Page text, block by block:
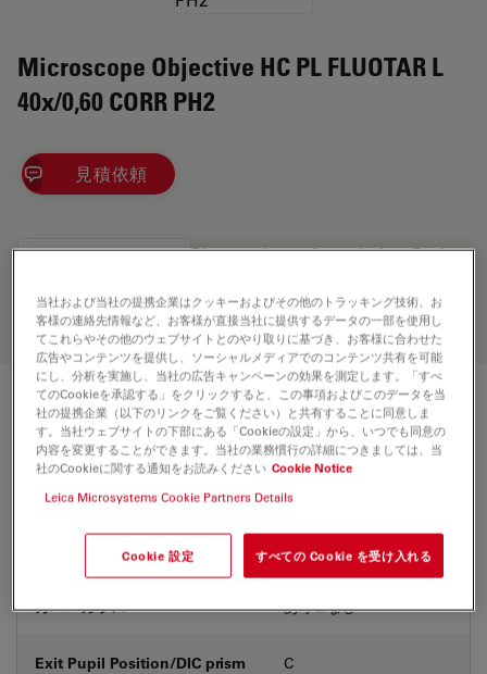
Microscope Objective HC PL FLUOTAR L
40x/0,60 CORR PH2
見積依頼
Discover the perfect solution. Explore
alternatives, and find the best fit for
your needs.
技術仕様
製品番号 11506203
補正環 (CORR) CORR
カバーガラス あり&なし
Exit Pupil Position/DIC prism C
当社および当社の提携企業はクッキーおよびその他のトラッキング技術、お
客様の連絡先情報など、お客様が直接当社に提供するデータの一部を使用し
てこれらやその他のウェブサイトとのやり取りに基づき、お客様に合わせた
広告やコンテンツを提供し、ソーシャルメディアでのコンテンツ共有を可能
にし、分析を実施し、当社の広告キャンペーンの効果を測定します。「すべ
てのCookieを承認する」をクリックすると、この事項およびこのデータを当
社の提携企業（以下のリンクをご覧ください）と共有することに同意しま
す。当社ウェブサイトの下部にある「Cookieの設定」から、いつでも同意の
内容を変更することができます。当社の業務慣行の詳細につきましては、当
社のCookieに関する通知をお読みください Cookie Notice
Leica Microsystems Cookie Partners Details
Cookie 設定 すべての Cookie を受け入れる